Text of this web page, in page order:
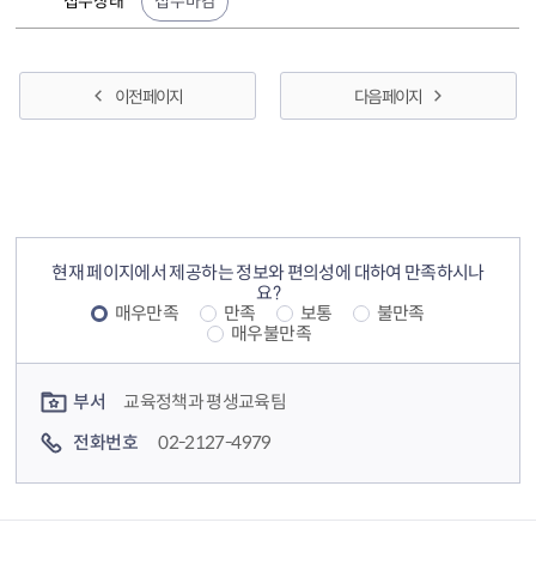
이전 페이지 다음 페이지
현재 페이지에서 제공하는 정보와 편의성에 대하여 만족하시나
요?
매우만족
만족 보통
불만족
매우불만족
부서
교육정책과 평생교육팀
전화번호
02-2127-4979